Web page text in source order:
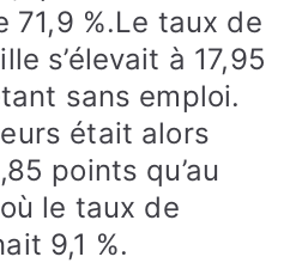
71,9 %.Le taux de
s’élevait à 17,95
sans emploi.
était alors
points qu’au
le taux de
9,1 %.